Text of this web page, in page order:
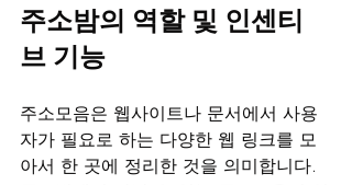
주소밤의 역할 및 인센티
브 기능
주소모음은 웹사이트나 문서에서 사용
자가 필요로 하는 다양한 웹 링크를 모
아서 한 곳에 정리한 것을 의미합니다.